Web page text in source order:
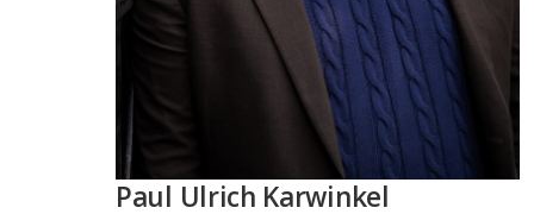
Paul Ulrich Karwinkel